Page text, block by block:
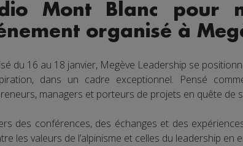
Mont Blanc pour
organisé à
du 16 au 18 janvier, Megève Leadership se
dans un cadre exceptionnel. Pensé
managers et porteurs de projets en quête de
des conférences, des échanges et des
les valeurs de l’alpinisme et celles du leadership en